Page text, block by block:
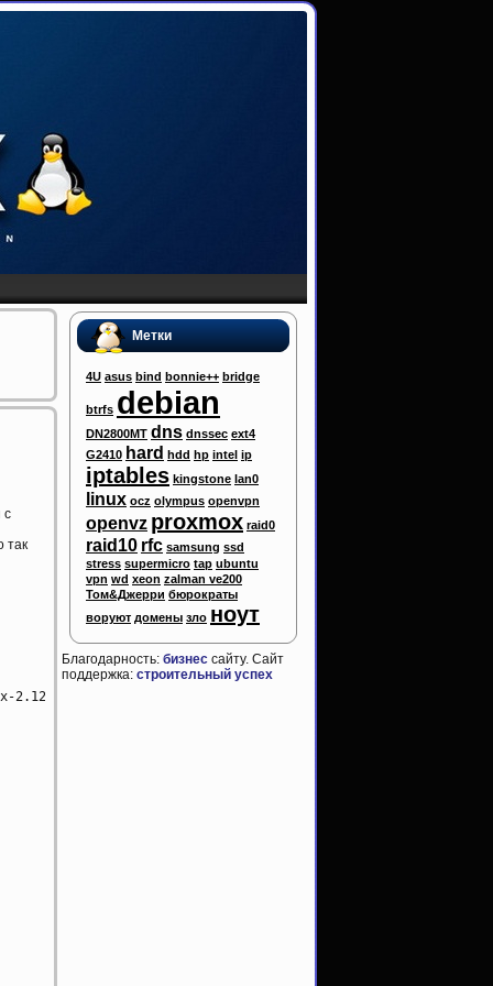
с
так
Метки
4U asus bind bonnie++ bridge
btrfs debian
DN2800MT dns dnssec ext4
G2410 hard hdd hp intel ip
iptables kingstone lan0
linux ocz olympus openvpn
openvz proxmox raid0
raid10 rfc samsung ssd
stress supermicro tap ubuntu
vpn wd xeon zalman ve200
Том&Джерри бюрократы
воруют домены зло ноут
Благодарность: бизнес сайту. Сайт
поддержка: строительный успех